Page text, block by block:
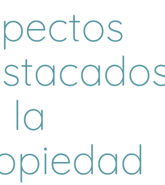
la